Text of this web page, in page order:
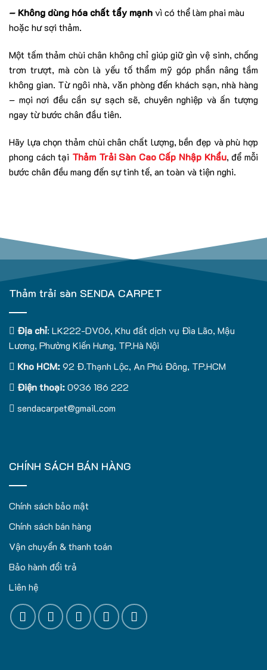
– Không dùng hóa chất tẩy mạnhvì có thể làm phai màu
hoặc hư sợi thảm.
Một tấm thảm chùi chân không chỉ giúp giữ gìn vệ sinh, chống
trơn trượt, mà còn là yếu tố thẩm mỹ góp phần nâng tầm
không gian. Từ ngôi nhà, văn phòng đến khách sạn, nhà hàng
– mọi nơi đều cần sự sạch sẽ, chuyên nghiệp và ấn tượng
ngay từ bước chân đầu tiên.
Hãy lựa chọn thảm chùi chân chất lượng, bền đẹp và phù hợp
phong cách tại Thảm Trải Sàn Cao Cấp Nhập Khẩu, để mỗi
bước chân đều mang đến sự tinh tế, an toàn và tiện nghi.
Thảm trải sàn SENDA CARPET
Địa chỉ: LK222-DV06, Khu đất dịch vụ Đìa Lão, Mậu
Lương, Phường Kiến Hưng, TP.Hà Nội
Kho HCM:92 Đ.Thạnh Lộc, An Phú Đông, TP.HCM
Điện thoại:0936 186 222
sendacarpet@gmail.com
CHÍNH SÁCH BÁN HÀNG
Chính sách bảo mật
Chính sách bán hàng
Vận chuyển & thanh toán
Bảo hành đổi trả
Liên hệ